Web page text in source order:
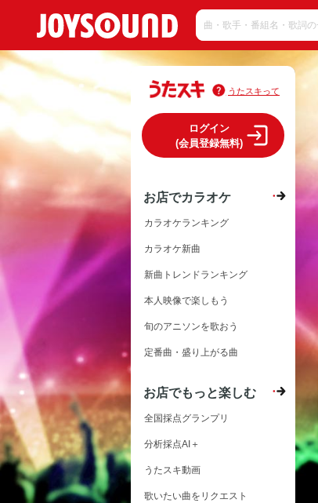
うたスキって
ログイン
(会員登録無料)
お店でカラオケ
カラオケランキング
カラオケ新曲
新曲トレンドランキング
本人映像で楽しもう
旬のアニソンを歌おう
定番曲・盛り上がる曲
お店でもっと楽しむ
全国採点グランプリ
分析採点AI＋
うたスキ動画
歌いたい曲をリクエスト